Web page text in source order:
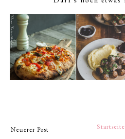
Neuerer Post Startseite